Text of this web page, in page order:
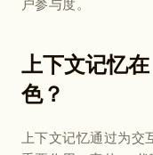
户参与度。
上下文记忆
色？
上下文记忆通过为交